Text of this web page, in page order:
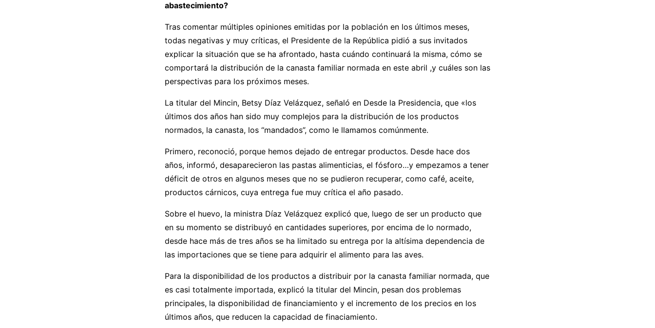
abastecimiento?
Tras comentar múltiples opiniones emitidas por la población en los últimos meses,
todas negativas y muy críticas, el Presidente de la República pidió a sus invitados
explicar la situación que se ha afrontado, hasta cuándo continuará la misma, cómo se
comportará la distribución de la canasta familiar normada en este abril ,y cuáles son las
perspectivas para los próximos meses.
La titular del Mincin, Betsy Díaz Velázquez, señaló en Desde la Presidencia, que «los
últimos dos años han sido muy complejos para la distribución de los productos
normados, la canasta, los “mandados”, como le llamamos comúnmente.
Primero, reconoció, porque hemos dejado de entregar productos. Desde hace dos
años, informó, desaparecieron las pastas alimenticias, el fósforo…y empezamos a tener
déficit de otros en algunos meses que no se pudieron recuperar, como café, aceite,
productos cárnicos, cuya entrega fue muy crítica el año pasado.
Sobre el huevo, la ministra Díaz Velázquez explicó que, luego de ser un producto que
en su momento se distribuyó en cantidades superiores, por encima de lo normado,
desde hace más de tres años se ha limitado su entrega por la altísima dependencia de
las importaciones que se tiene para adquirir el alimento para las aves.
Para la disponibilidad de los productos a distribuir por la canasta familiar normada, que
es casi totalmente importada, explicó la titular del Mincin, pesan dos problemas
principales, la disponibilidad de financiamiento y el incremento de los precios en los
últimos años, que reducen la capacidad de finaciamiento.